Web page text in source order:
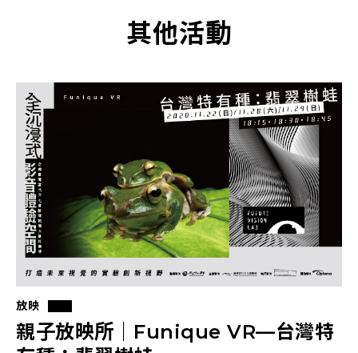
其他活動
放映
親子放映所｜Funique VR—台灣特